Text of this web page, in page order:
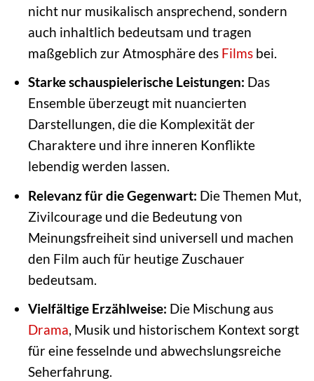
nicht nur musikalisch ansprechend, sondern
auch inhaltlich bedeutsam und tragen
maßgeblich zur Atmosphäre des Filmsbei.
Starke schauspielerische Leistungen: Das
Ensemble überzeugt mit nuancierten
Darstellungen, die die Komplexität der
Charaktere und ihre inneren Konflikte
lebendig werden lassen.
Relevanz für die Gegenwart: Die Themen Mut,
Zivilcourage und die Bedeutung von
Meinungsfreiheit sind universell und machen
den Film auch für heutige Zuschauer
bedeutsam.
Vielfältige Erzählweise: Die Mischung aus
Drama, Musik und historischem Kontext sorgt
für eine fesselnde und abwechslungsreiche
Seherfahrung.